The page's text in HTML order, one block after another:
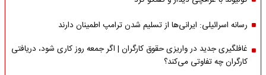
رسانه اسرائیلی: ایرانی‌ها از تسلیم شدن ترامپ اطمینان دارند
غافلگیری جدید در واریزی حقوق کارگران | اگر جمعه روز کاری شود، دریافتی
کارگران چه تفاوتی می‌کند؟